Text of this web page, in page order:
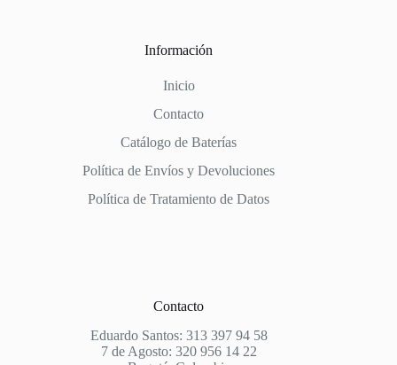
Información
Inicio
Contacto
Catálogo de Baterías
Política de Envíos y Devoluciones
Política de Tratamiento de Datos
Contacto
Eduardo Santos: 313 397 94 58
7 de Agosto: 320 956 14 22